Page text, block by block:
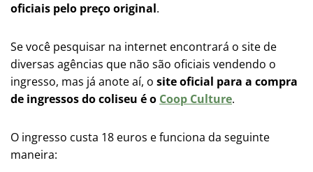
oficiais pelo preço original.
Se você pesquisar na internet encontrará o site de
diversas agências que não são oficiais vendendo o
ingresso, mas já anote aí, o site oficial para a compra
de ingressos do coliseu é o Coop Culture.
O ingresso custa 18 euros e funciona da seguinte
maneira: